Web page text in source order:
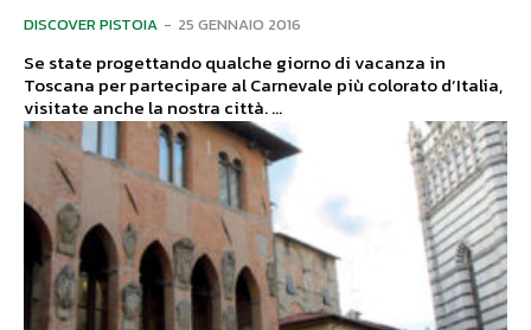
DISCOVER PISTOIA - 25 GENNAIO 2016
Se state progettando qualche giorno di vacanza in
Toscana per partecipare al Carnevale più colorato d’Italia,
visitate anche la nostra città. ...